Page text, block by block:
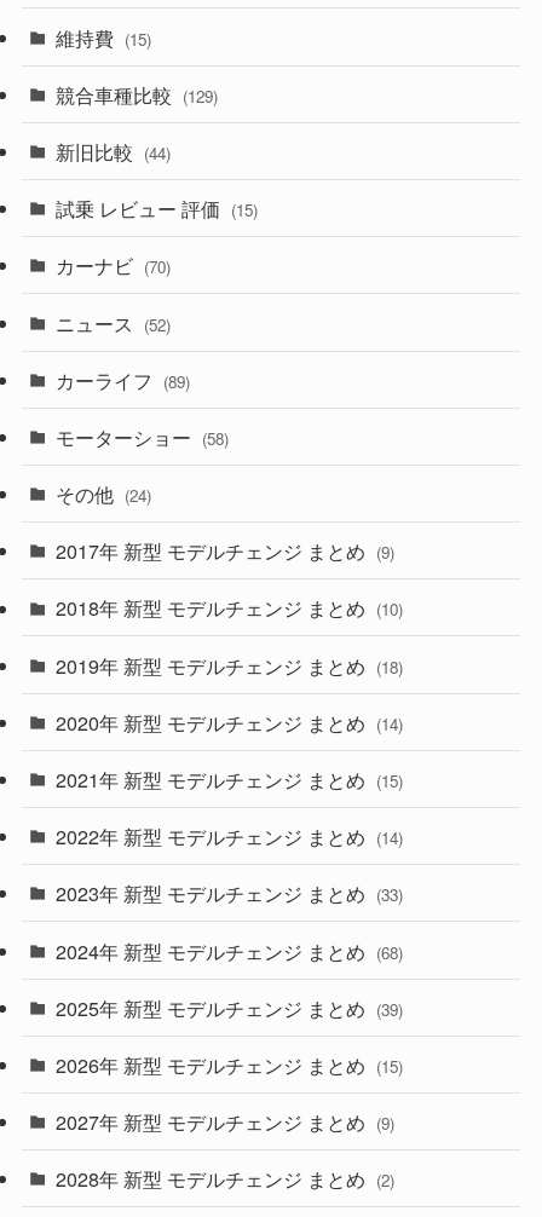
(357)
(328)
(194)
(230)
(253)
(85)
(84)
(14)
(222)
(50)
(43)
(6)
(9)
(30)
(27)
(58)
(28)
(27)
(26)
(10)
(35)
(10)
(9)
(22)
(4)
(9)
(4)
(1)
(3)
(3)
(5)
(1)
(5)
(7)
(5)
維持費 (15)
競合車種比較 (129)
新旧比較 (44)
試乗 レビュー 評価 (15)
カーナビ (70)
ニュース (52)
カーライフ (89)
モーターショー (58)
その他 (24)
2017年 新型 モデルチェンジ まとめ (9)
2018年 新型 モデルチェンジ まとめ (10)
2019年 新型 モデルチェンジ まとめ (18)
2020年 新型 モデルチェンジ まとめ (14)
2021年 新型 モデルチェンジ まとめ (15)
2022年 新型 モデルチェンジ まとめ (14)
2023年 新型 モデルチェンジ まとめ (33)
2024年 新型 モデルチェンジ まとめ (68)
2025年 新型 モデルチェンジ まとめ (39)
2026年 新型 モデルチェンジ まとめ (15)
2027年 新型 モデルチェンジ まとめ (9)
2028年 新型 モデルチェンジ まとめ (2)